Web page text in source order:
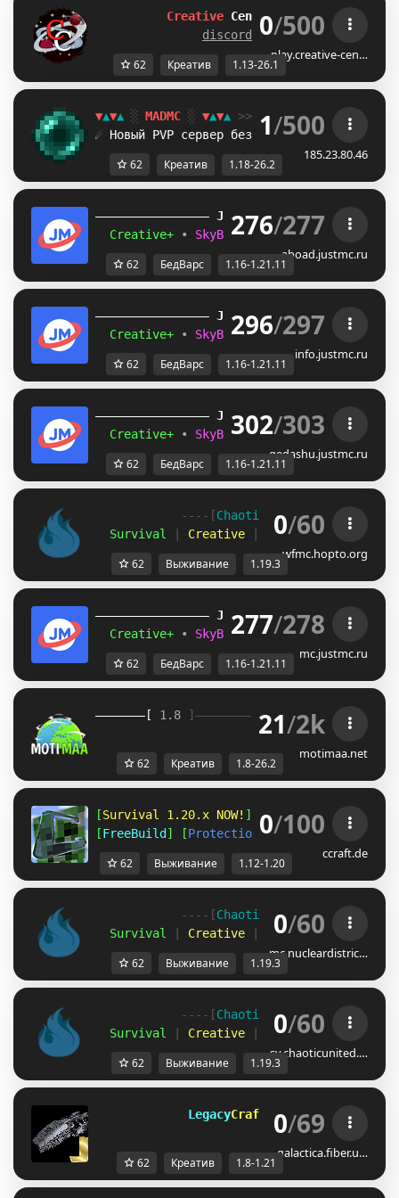
Creative Central | [1.13-26.1]
discord.gg/eu2yRxu8Ps
0/500
play.creative-cen…
62 Креатив 1.13-26.1
▼▲▼▲ ░ MADMC ░ ▼▲▼▲ >> Версия: 1.18 -
☄ Новый PVP сервер без креатива!
ЗАХОДИ
1/500
185.23.80.46
62 Креатив 1.18-26.2
JUSTMC (1.16 – 1.21.11)
Creative+
• SkyBlockTech • LuckyWars
276/277
aboad.justmc.ru
62 БедВарс 1.16-1.21.11
JUSTMC (1.16 – 1.21.11)
Creative+
• SkyBlockTech • LuckyWars
296/297
info.justmc.ru
62 БедВарс 1.16-1.21.11
JUST MC (1.16 – 1.21.11)
Creative+
• SkyBlockTech • LuckyWars
302/303
gedashu.justmc.ru
62 БедВарс 1.16-1.21.11
----[Chaotic United 1.19.3
Survival
Creative SkyBlock
0/60
wfmc.hopto.org
62 Выживание 1.19.3
JUSTMC (1.16 – 1.21.11)
Creative+
• SkyBlockTech • LuckyWars
277/278
mc.justmc.ru
62 БедВарс 1.16-1.21.11
[ 1.8 ] 》 MotiMaa
21/2k
motimaa.net
62 Креатив 1.8-26.2
[Survival 1.20.x NOW! ] [Amplified 1.12
[FreeBuild ] [Protections] [ CreativePlots
0/100
ccraft.de
62 Выживание 1.12-1.20
----[Chaotic United 1.19.3
Survival
Creative SkyBlock
0/60
mc.nucleardistric…
62 Выживание 1.19.3
----[Chaotic United 1.19.3
Survival
Creative SkyBlock
0/60
sv.chaoticunited.…
62 Выживание 1.19.3
LegacyCraft
0/69
galactica.fiber.u…
62 Креатив 1.8-1.21